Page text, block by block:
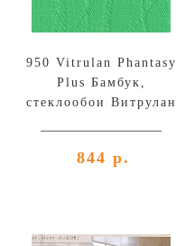
950 Vitrulan Phantasy
Plus Бамбук,
стеклообои Витрулан
844 р.